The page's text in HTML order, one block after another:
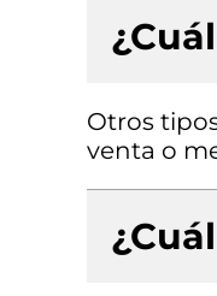
Otros
venta o